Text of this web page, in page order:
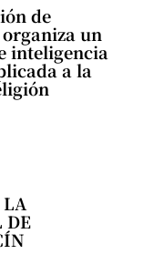
de
un
inteligencia
a la
LA
DE